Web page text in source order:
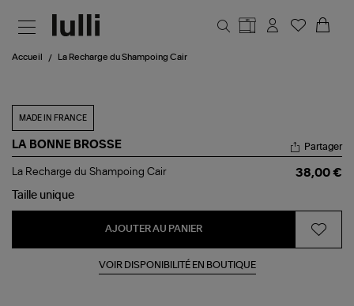
Accueil La Recharge du Shampoing Cair
MADE IN FRANCE
LA BONNE BROSSE
La
du
Partager
La Recharge du Shampoing Cair
38,00 €
Taille unique
AJOUTER AU PANIER
VOIR DISPONIBILITÉ EN BOUTIQUE